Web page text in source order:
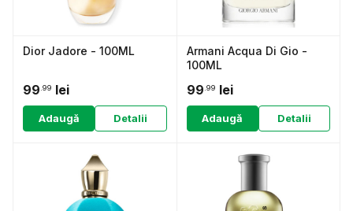
Dior Jadore - 100ML
99 .99 lei
Adaugă Detalii
Armani Acqua Di Gio -
100ML
99 .99 lei
Adaugă Detalii